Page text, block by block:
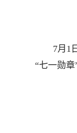
7月1日
“七一勋